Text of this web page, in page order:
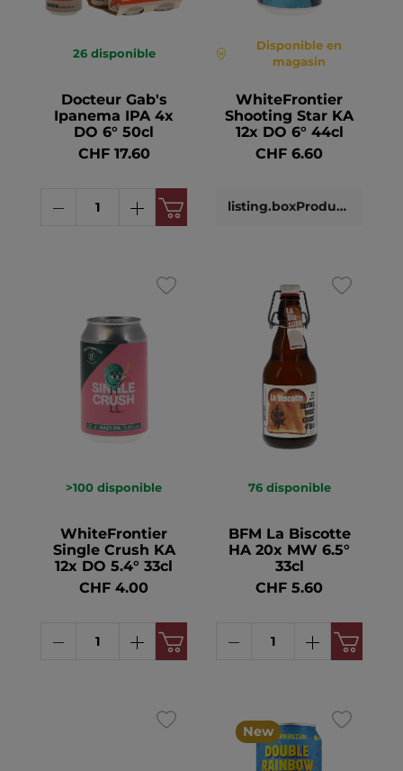
26 disponible
Docteur Gab's
Ipanema IPA 4x
DO 6° 50cl
CHF 17.60
Disponible en
magasin
WhiteFrontier
Shooting Star KA
12x DO 6° 44cl
CHF 6.60
listing.boxProductDetails
>100 disponible
WhiteFrontier
Single Crush KA
12x DO 5.4° 33cl
CHF 4.00
76 disponible
BFM La Biscotte
HA 20x MW 6.5°
33cl
CHF 5.60
New